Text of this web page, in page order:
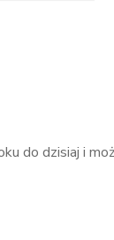
do dzisiaj i